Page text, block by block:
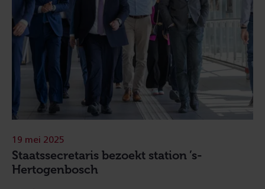
Staatssecretaris bezoekt station ’s-
Hertogenbosch
19 mei 2025